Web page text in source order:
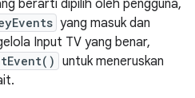
berarti dipilih oleh pengguna,
yang masuk dan
Input TV yang benar,
untuk meneruskan